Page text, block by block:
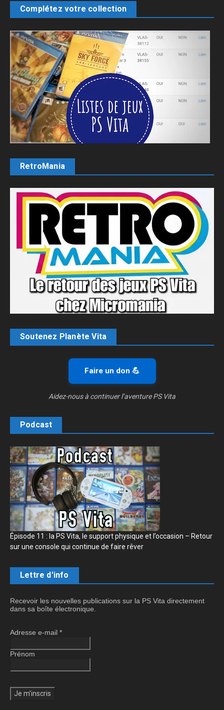
Complétez votre collection
RetroMania
Soutenez Planète Vita
Faire un don 💪
Aidez-nous à continuer l’aventure PS Vita
Podcast
Épisode 11 : la PS Vita, le support physique et l’occasion – Retour
sur une console qui continue de faire rêver
Lettre d'info
Recevoir les nouvelles publications sur la PS Vita directement
dans sa boîte électronique.
Adresse e-mail *
Prénom